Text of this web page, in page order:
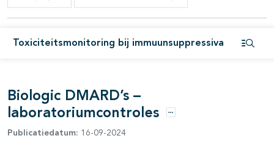
Toxiciteitsmonitoring bij immuunsuppressiva
Biologic DMARD’s –
laboratoriumcontroles
Opties
Publicatiedatum: 16-09-2024